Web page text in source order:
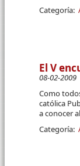
Categoría:
El V
08-02-2009
Como
católica
a conocer
Categoría: